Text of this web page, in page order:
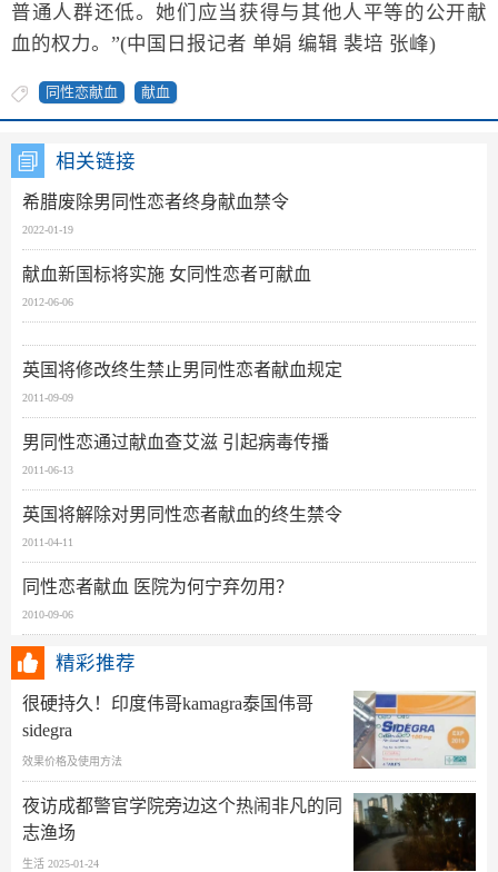
普通人群还低。她们应当获得与其他人平等的公开献
血的权力。”(中国日报记者 单娟 编辑 裴培 张峰)
同性恋献血 献血
相关链接
希腊废除男同性恋者终身献血禁令
2022-01-19
献血新国标将实施 女同性恋者可献血
2012-06-06
英国将修改终生禁止男同性恋者献血规定
2011-09-09
男同性恋通过献血查艾滋 引起病毒传播
2011-06-13
英国将解除对男同性恋者献血的终生禁令
2011-04-11
同性恋者献血 医院为何宁弃勿用？
2010-09-06
精彩推荐
很硬持久！印度伟哥kamagra泰国伟哥
sidegra
效果价格及使用方法
夜访成都警官学院旁边这个热闹非凡的同
志渔场
生活 2025-01-24